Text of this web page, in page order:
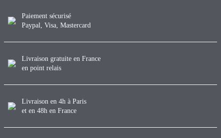
Paiement sécurisé
Paypal, Visa, Mastercard
Livraison gratuite en France
en point relais
Livraison en 4h à Paris
et en 48h en France